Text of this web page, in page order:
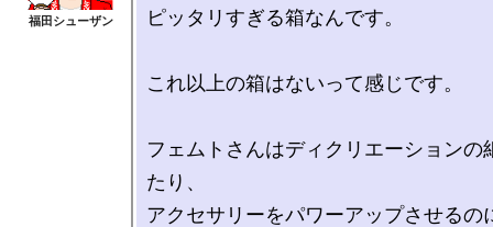
ピッタリすぎる箱なんです。
これ以上の箱はないって感じです。
フェムトさんはディクリエーションの
たり、
アクセサリーをパワーアップさせるの